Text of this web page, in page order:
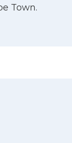
Town.